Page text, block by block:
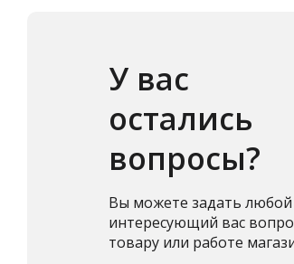
У вас
остались
вопросы?
Вы можете задать любой
интересующий вас
товару или работе